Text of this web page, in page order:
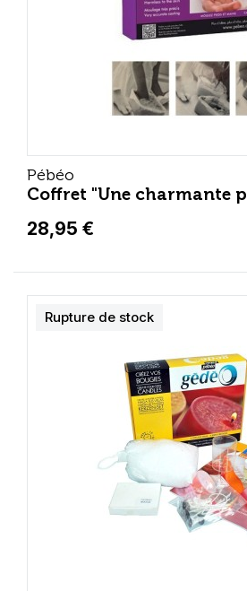
Pébéo
Coffret "Une charmante
28,95 €
Rupture de stock